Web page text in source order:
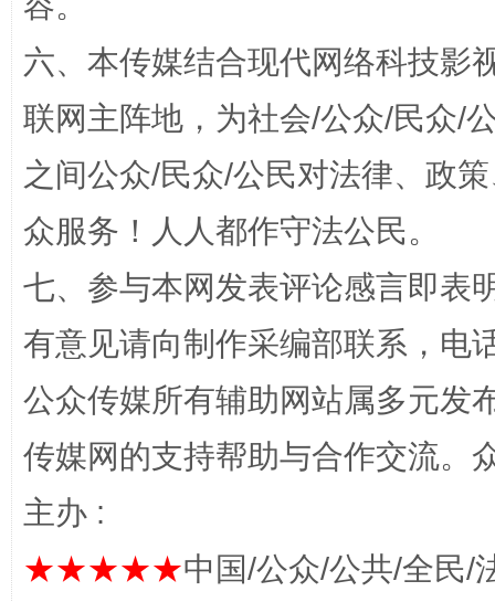
六、本传媒结合现代网络科技影
联网主阵地，为社会/公众/民众/
之间公众/民众/公民对法律、政
众服务！人人都作守法公民。
七、参与本网发表评论感言即表
有意见请向制作采编部联系，电
公众传媒所有辅助网站属多元发
传媒网的支持帮助与合作交流。
主办 :
★★★★★中国/公众/公共/全民/